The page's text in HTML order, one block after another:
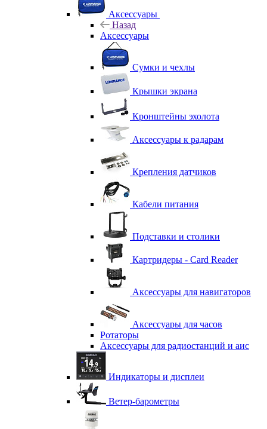
Аксессуары
Назад
Аксессуары
Сумки и чехлы
Крышки экрана
Кронштейны эхолота
Аксессуары к радарам
Крепления датчиков
Кабели питания
Подставки и столики
Картридеры - Card Reader
Аксессуары для навигаторов
Аксессуары для часов
Ротаторы
Аксессуары для радиостанций и аис
Индикаторы и дисплеи
Ветер-барометры